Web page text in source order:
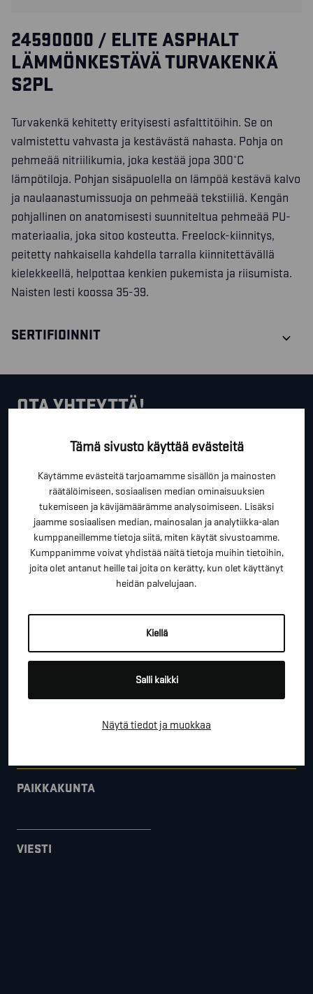
Tämä sivusto käyttää evästeitä
Käytämme evästeitä tarjoamamme sisällön ja mainosten
räätälöimiseen, sosiaalisen median ominaisuuksien
tukemiseen ja kävijämäärämme analysoimiseen. Lisäksi
jaamme sosiaalisen median, mainosalan ja analytiikka-alan
kumppaneillemme tietoja siitä, miten käytät sivustoamme.
Kumppanimme voivat yhdistää näitä tietoja muihin tietoihin,
joita olet antanut heille tai joita on kerätty, kun olet käyttänyt
heidän palvelujaan.
Kiellä
Salli kaikki
Näytä tiedot ja muokkaa
24590000 / ELITE ASPHALT
LÄMMÖNKESTÄVÄ TURVAKENKÄ
S2PL
Turvakenkä kehitetty erityisesti asfalttitöihin. Se on
valmistettu vahvasta ja kestävästä nahasta. Pohja on
pehmeää nitriilikumia, joka kestää jopa 300°C
lämpötiloja. Pohjan sisäpuolella on lämpöä kestävä kalvo
ja naulaanastumissuoja on pehmeää tekstiiliä. Kengän
pohjallinen on anatomisesti suunniteltua pehmeää PU-
materiaalia, joka sitoo kosteutta. Freelock-kiinnitys,
peitetty nahkaisella kahdella tarralla kiinnitettävällä
kielekkeellä, helpottaa kenkien pukemista ja riisumista.
Naisten lesti koossa 35-39.
SERTIFIOINNIT
OTA YHTEYTTÄ!
Tällä lomakkeella voit kysyä lisäinfoa, pyytää ilmaista
terveisiä!
" näyttää pakolliset kentät
ETUNIMI SUKUNIMI *
SÄHKÖPOSTI *
PAIKKAKUNTA
VIESTI